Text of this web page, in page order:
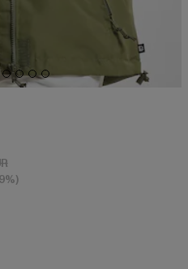
Aktionspreis: 49,99 EUR